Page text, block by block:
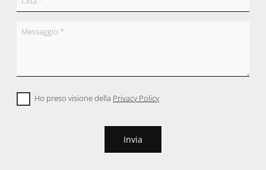
Ho preso visione della Privacy Policy
Invia